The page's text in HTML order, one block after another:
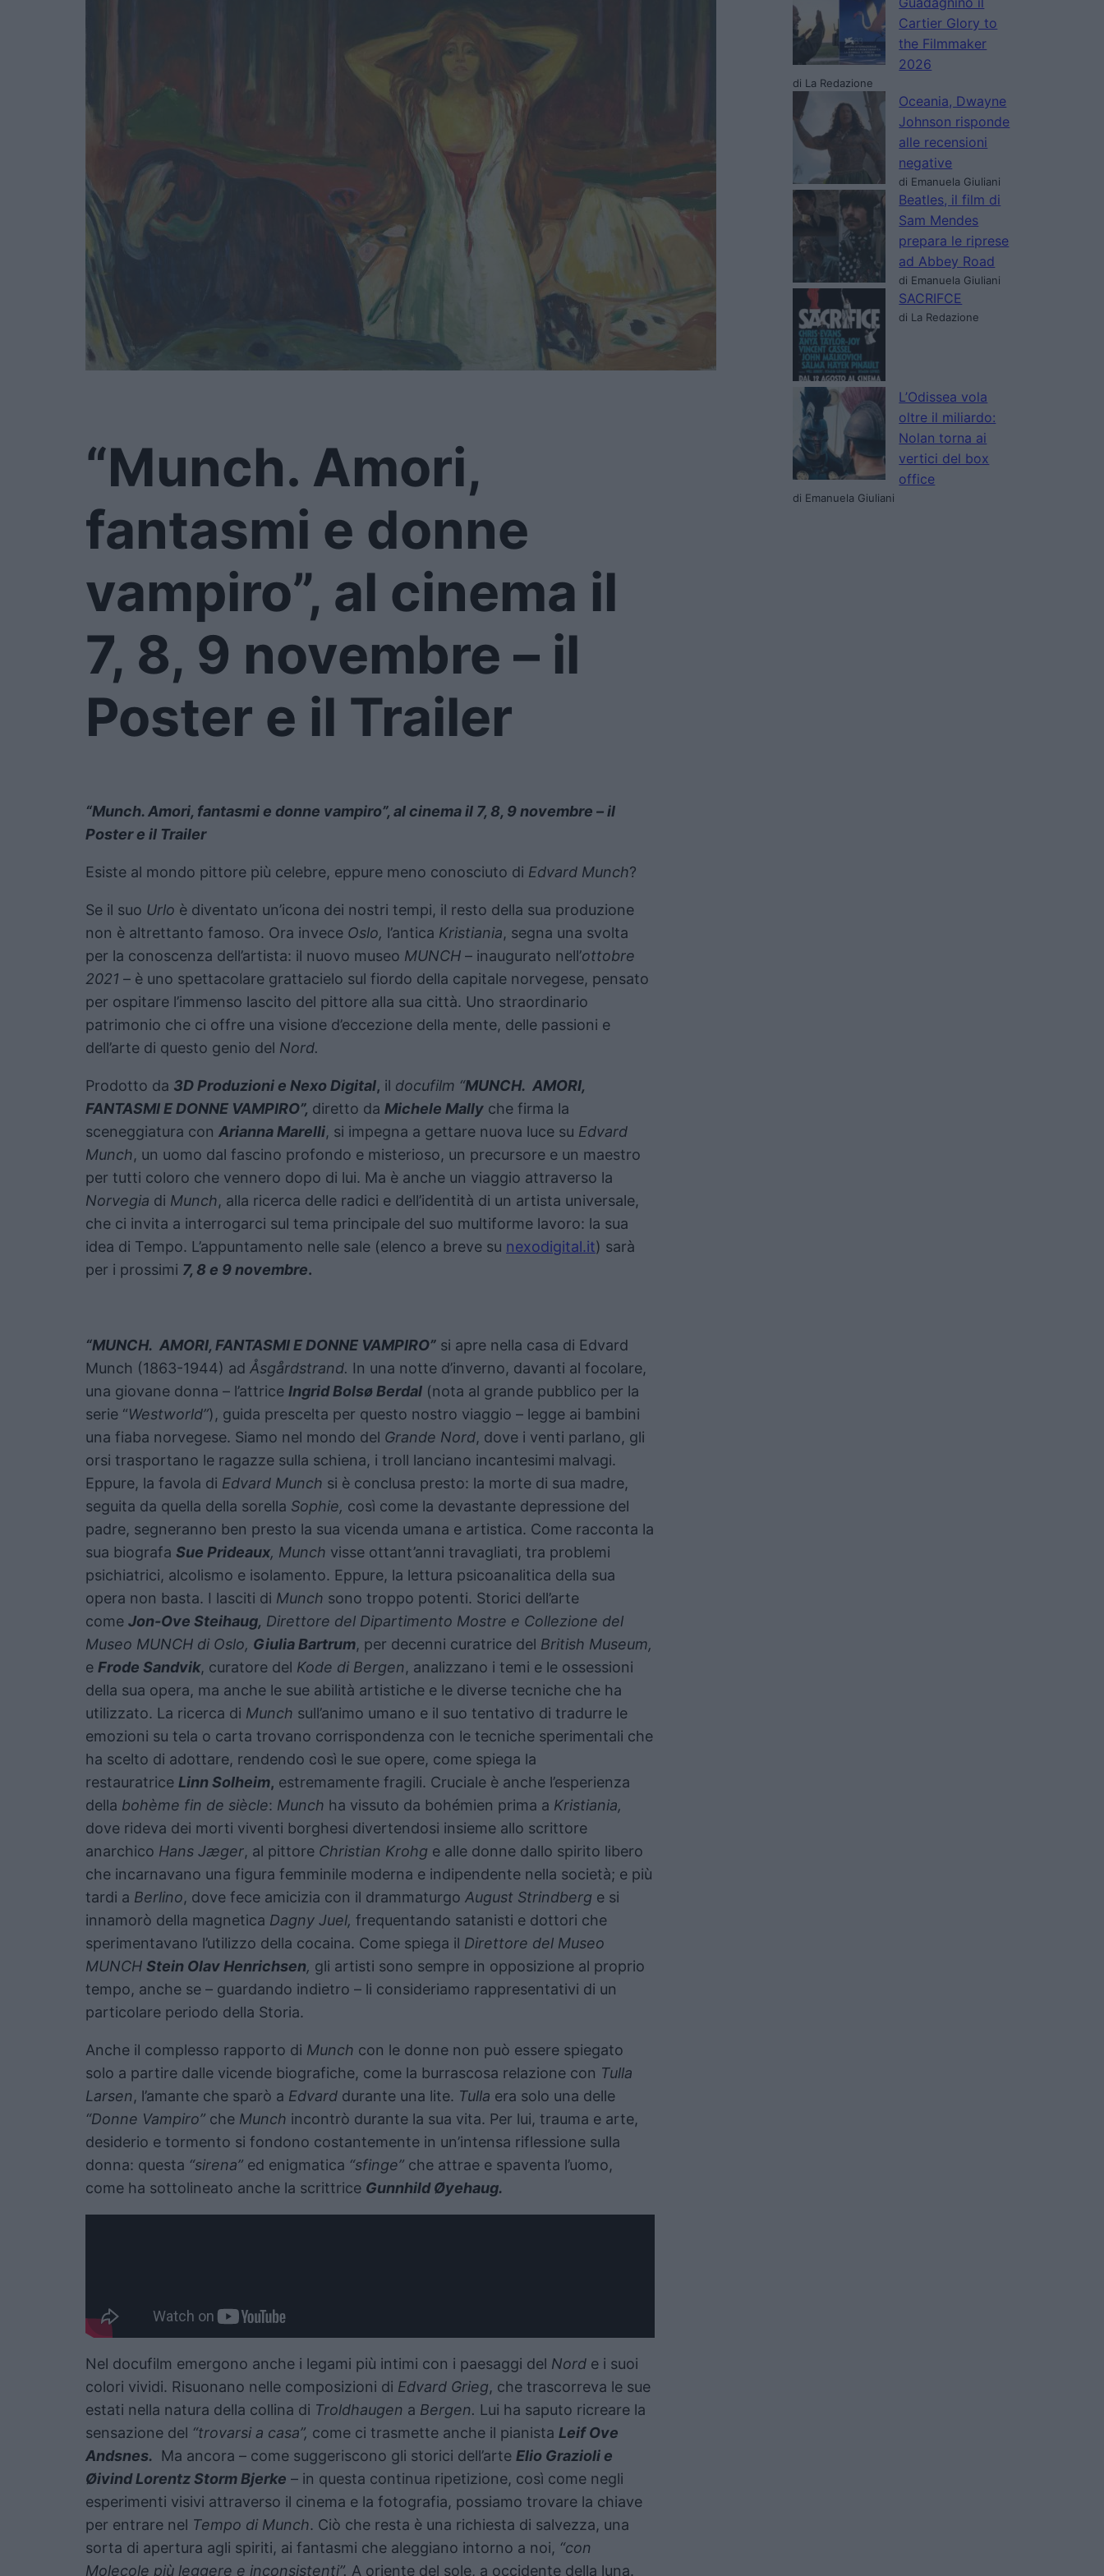
“Munch. Amori,
fantasmi e donne
vampiro”, al cinema il
7, 8, 9 novembre – il
Poster e il Trailer
“Munch. Amori, fantasmi e donne vampiro”, al cinema il 7, 8, 9 novembre – il
Poster e il Trailer
Esiste al mondo pittore più celebre, eppure meno conosciuto di Edvard Munch?
Se il suo Urlo è diventato un’icona dei nostri tempi, il resto della sua produzione
non è altrettanto famoso. Ora invece Oslo, l’antica Kristiania, segna una svolta
per la conoscenza dell’artista: il nuovo museo MUNCH – inaugurato nell’ottobre
2021 – è uno spettacolare grattacielo sul fiordo della capitale norvegese, pensato
per ospitare l’immenso lascito del pittore alla sua città. Uno straordinario
patrimonio che ci offre una visione d’eccezione della mente, delle passioni e
dell’arte di questo genio del Nord.
Prodotto da 3D Produzioni e Nexo Digital, il docufilm “MUNCH. AMORI,
FANTASMI E DONNE VAMPIRO”, diretto da Michele Mally che firma la
sceneggiatura con Arianna Marelli, si impegna a gettare nuova luce su Edvard
Munch, un uomo dal fascino profondo e misterioso, un precursore e un maestro
per tutti coloro che vennero dopo di lui. Ma è anche un viaggio attraverso la
Norvegia di Munch, alla ricerca delle radici e dell’identità di un artista universale,
che ci invita a interrogarci sul tema principale del suo multiforme lavoro: la sua
idea di Tempo. L’appuntamento nelle sale (elenco a breve su nexodigital.it) sarà
per i prossimi 7, 8 e 9 novembre.
“MUNCH. AMORI, FANTASMI E DONNE VAMPIRO” si apre nella casa di Edvard
Munch (1863-1944) ad Åsgårdstrand. In una notte d’inverno, davanti al focolare,
una giovane donna – l’attrice Ingrid Bolsø Berdal (nota al grande pubblico per la
serie “Westworld”), guida prescelta per questo nostro viaggio – legge ai bambini
una fiaba norvegese. Siamo nel mondo del Grande Nord, dove i venti parlano, gli
orsi trasportano le ragazze sulla schiena, i troll lanciano incantesimi malvagi.
Eppure, la favola di Edvard Munch si è conclusa presto: la morte di sua madre,
seguita da quella della sorella Sophie, così come la devastante depressione del
padre, segneranno ben presto la sua vicenda umana e artistica. Come racconta la
sua biografa Sue Prideaux, Munch visse ottant’anni travagliati, tra problemi
psichiatrici, alcolismo e isolamento. Eppure, la lettura psicoanalitica della sua
opera non basta. I lasciti di Munch sono troppo potenti. Storici dell’arte
come Jon-Ove Steihaug, Direttore del Dipartimento Mostre e Collezione del
Museo MUNCH di Oslo, Giulia Bartrum, per decenni curatrice del British Museum,
e Frode Sandvik, curatore del Kode di Bergen, analizzano i temi e le ossessioni
della sua opera, ma anche le sue abilità artistiche e le diverse tecniche che ha
utilizzato. La ricerca di Munch sull’animo umano e il suo tentativo di tradurre le
emozioni su tela o carta trovano corrispondenza con le tecniche sperimentali che
ha scelto di adottare, rendendo così le sue opere, come spiega la
restauratrice Linn Solheim, estremamente fragili. Cruciale è anche l’esperienza
della bohème fin de siècle: Munch ha vissuto da bohémien prima a Kristiania,
dove rideva dei morti viventi borghesi divertendosi insieme allo scrittore
anarchico Hans Jæger, al pittore Christian Krohg e alle donne dallo spirito libero
che incarnavano una figura femminile moderna e indipendente nella società; e più
tardi a Berlino, dove fece amicizia con il drammaturgo August Strindberg e si
innamorò della magnetica Dagny Juel, frequentando satanisti e dottori che
sperimentavano l’utilizzo della cocaina. Come spiega il Direttore del Museo
MUNCH Stein Olav Henrichsen, gli artisti sono sempre in opposizione al proprio
tempo, anche se – guardando indietro – li consideriamo rappresentativi di un
particolare periodo della Storia.
Anche il complesso rapporto di Munch con le donne non può essere spiegato
solo a partire dalle vicende biografiche, come la burrascosa relazione con Tulla
Larsen, l’amante che sparò a Edvard durante una lite. Tulla era solo una delle
“Donne Vampiro” che Munch incontrò durante la sua vita. Per lui, trauma e arte,
desiderio e tormento si fondono costantemente in un’intensa riflessione sulla
donna: questa “sirena” ed enigmatica “sfinge” che attrae e spaventa l’uomo,
come ha sottolineato anche la scrittrice Gunnhild Øyehaug.
Nel docufilm emergono anche i legami più intimi con i paesaggi del Nord e i suoi
colori vividi. Risuonano nelle composizioni di Edvard Grieg, che trascorreva le sue
estati nella natura della collina di Troldhaugen a Bergen. Lui ha saputo ricreare la
sensazione del “trovarsi a casa”, come ci trasmette anche il pianista Leif Ove
Andsnes. Ma ancora – come suggeriscono gli storici dell’arte Elio Grazioli e
Øivind Lorentz Storm Bjerke – in questa continua ripetizione, così come negli
esperimenti visivi attraverso il cinema e la fotografia, possiamo trovare la chiave
per entrare nel Tempo di Munch. Ciò che resta è una richiesta di salvezza, una
sorta di apertura agli spiriti, ai fantasmi che aleggiano intorno a noi, “con
Molecole più leggere e inconsistenti”. A oriente del sole, a occidente della luna.
Cartier Glory to
the Filmmaker
2026
di La Redazione
Oceania, Dwayne
Johnson risponde
alle recensioni
negative
di Emanuela Giuliani
Beatles, il film di
Sam Mendes
prepara le riprese
ad Abbey Road
di Emanuela Giuliani
SACRIFCE
di La Redazione
L’Odissea vola
oltre il miliardo:
Nolan torna ai
vertici del box
office
di Emanuela Giuliani